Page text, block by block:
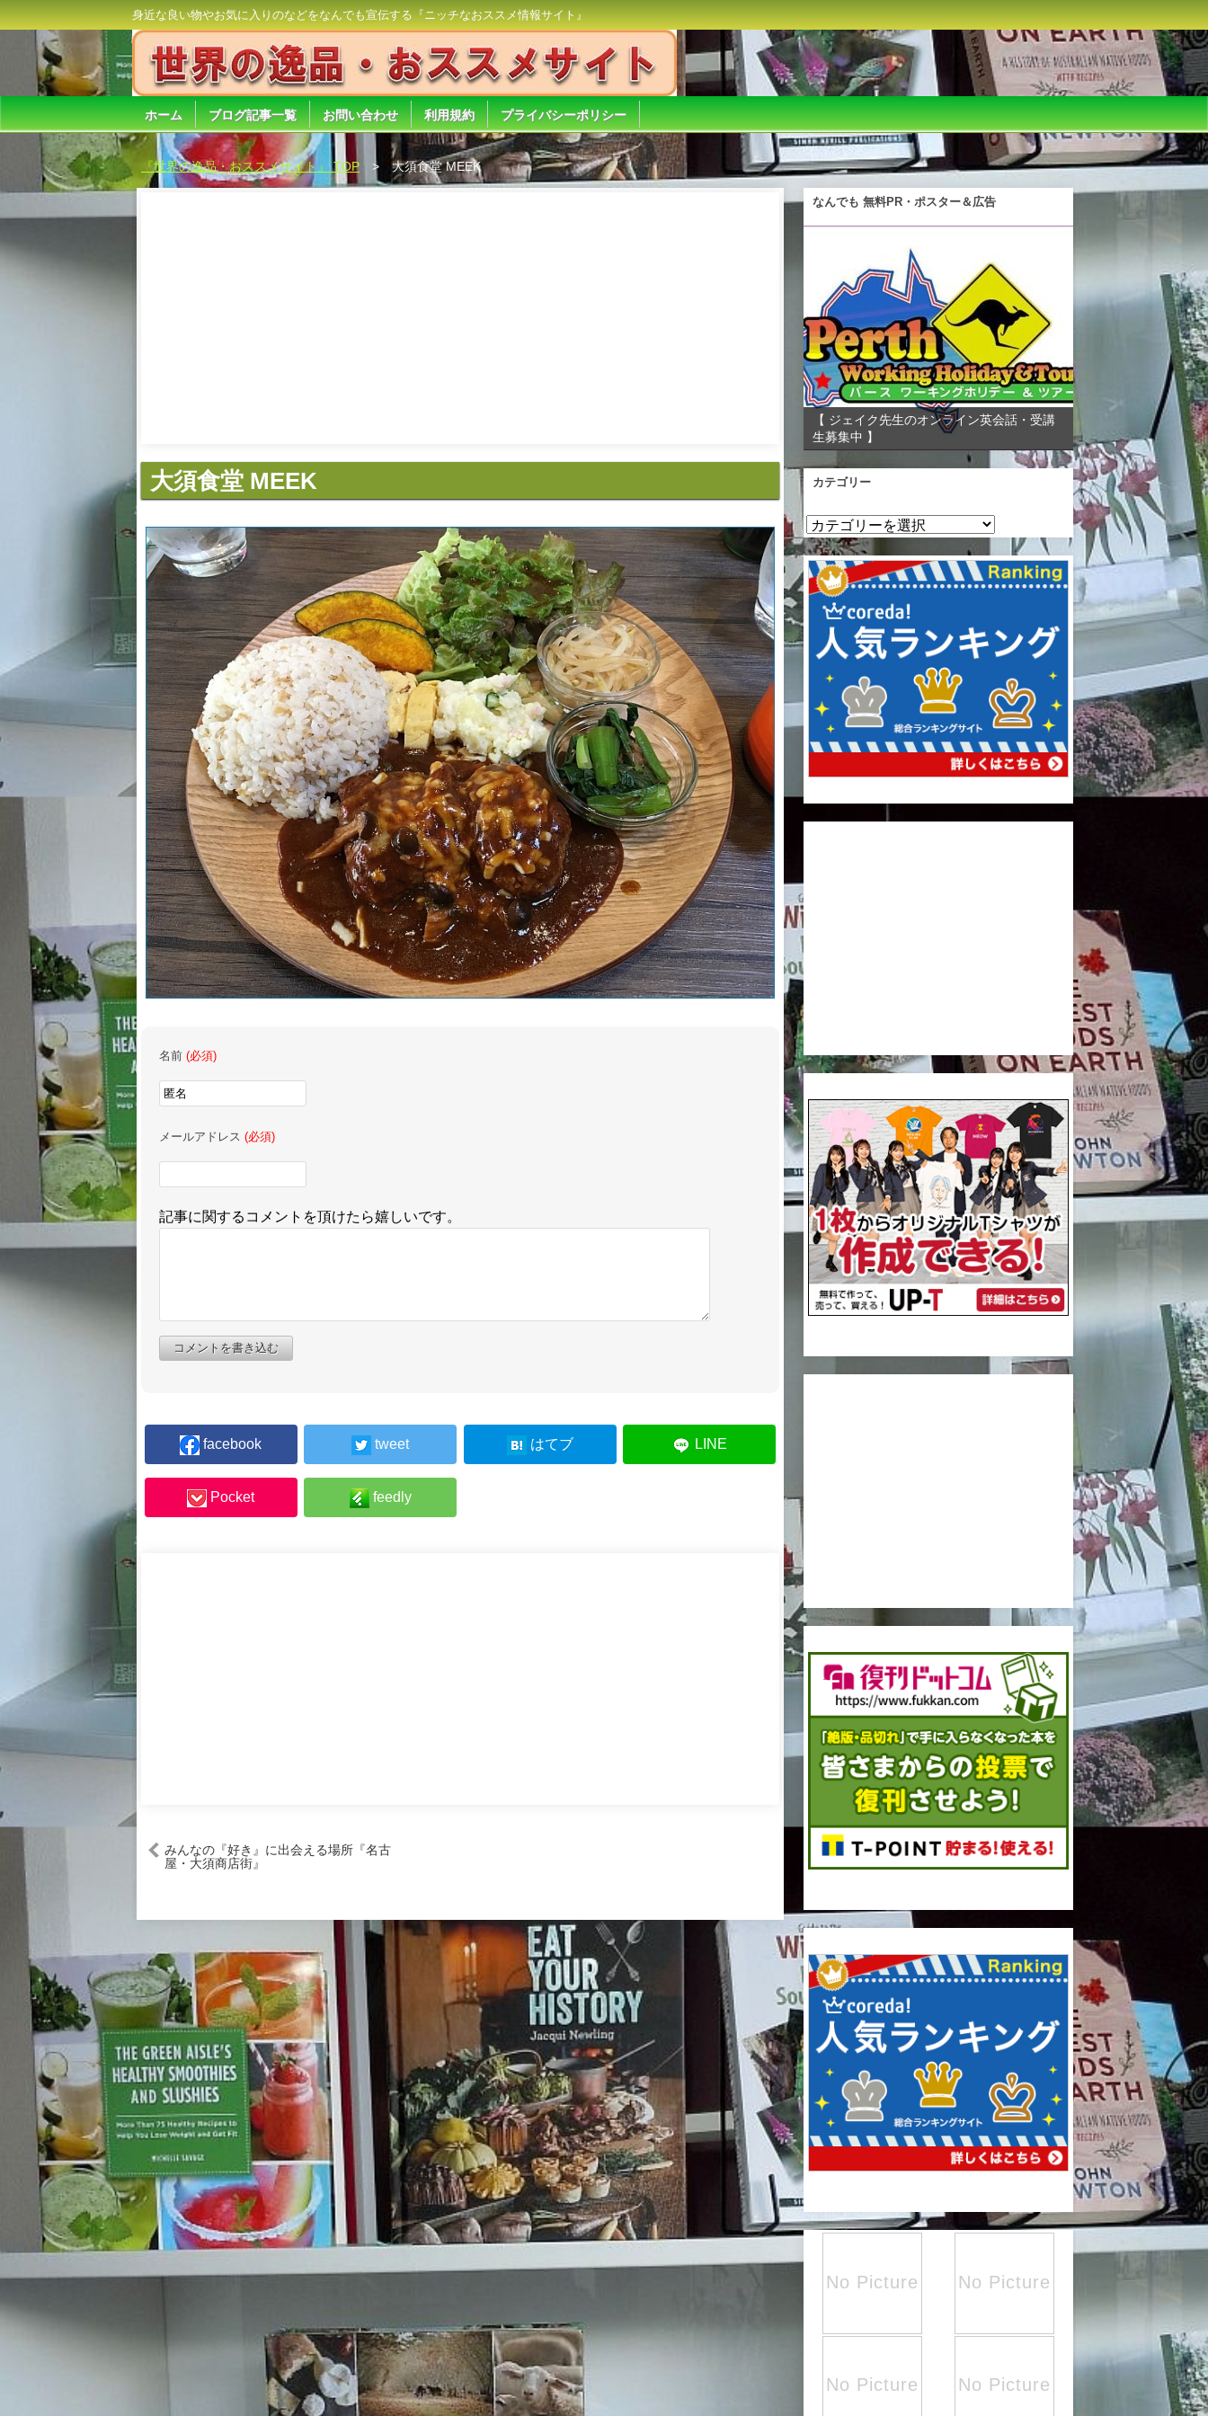
身近な良い物やお気に入りのなどをなんでも宣伝する『ニッチなおススメ情報サイト』
ホーム ブログ記事一覧 お問い合わせ 利用規約 プライバシーポリシー
『世界の逸品・おススメサイト』 TOP 大須食堂 MEEK
大須食堂 MEEK
名前 (必須)
メールアドレス (必須)
記事に関するコメントを頂けたら嬉しいです。
コメントを書き込む
facebook tweet はてブ LINE
Pocket feedly
みんなの『好き』に出会える場所『名古
屋・大須商店街』
なんでも 無料PR・ポスター＆広告
【 ジェイク先生のオンライン英会話・受講
生募集中 】
カテゴリー